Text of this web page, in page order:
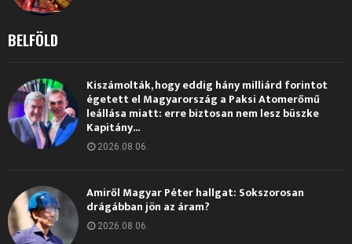
BELFÖLD
Kiszámolták, hogy eddig hány milliárd forintot
égetett el Magyarország a Paksi Atomerőmű
leállása miatt: erre biztosan nem lesz büszke
Kapitány...
2026.08.06.
Amiről Magyar Péter hallgat: Sokszorosan
drágábban jön az áram?
2026.08.06.